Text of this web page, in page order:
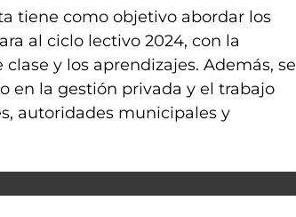
tiene como objetivo abordar los
al ciclo lectivo 2024, con la
y los aprendizajes. Además, se
en la gestión privada y el trabajo
autoridades municipales y